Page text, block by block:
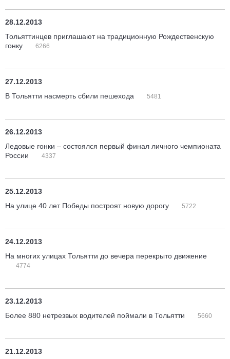
28.12.2013
Тольяттинцев приглашают на традиционную Рождественскую
гонку
6266
27.12.2013
В Тольятти насмерть сбили пешехода
5481
26.12.2013
Ледовые гонки – состоялся первый финал личного чемпионата
России
4337
25.12.2013
На улице 40 лет Победы построят новую дорогу
5722
24.12.2013
На многих улицах Тольятти до вечера перекрыто движение
4774
23.12.2013
Более 880 нетрезвых водителей поймали в Тольятти
5660
21.12.2013